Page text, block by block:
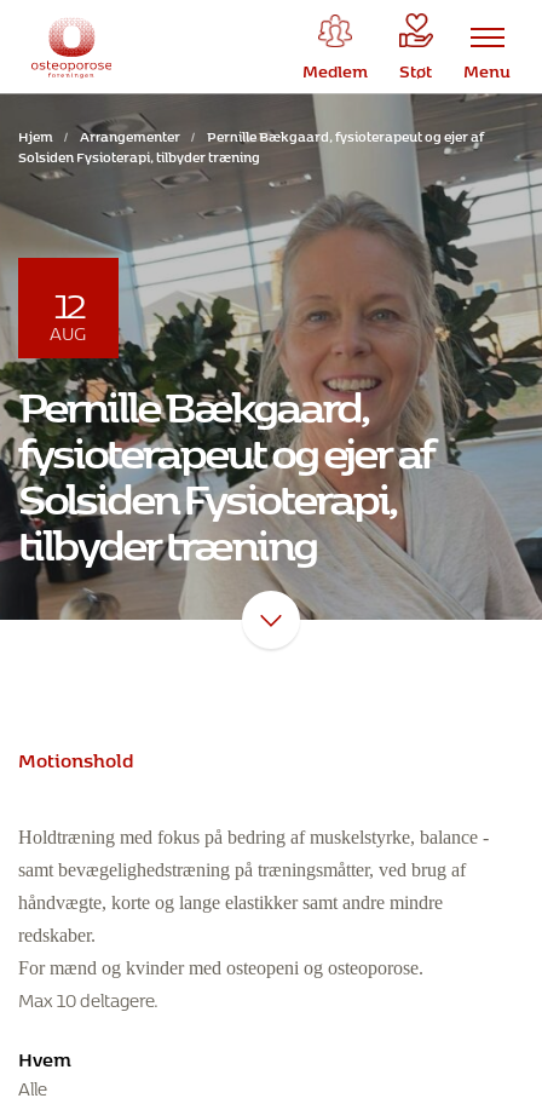
Medlem Støt Menu
Hjem / Arrangementer / Pernille Bækgaard, fysioterapeut og ejer af
Solsiden Fysioterapi, tilbyder træning
12
AUG
Pernille Bækgaard,
fysioterapeut og ejer af
Solsiden Fysioterapi,
tilbyder træning
Motionshold
Holdtræning med fokus på bedring af muskelstyrke, balance -
samt bevægelighedstræning på træningsmåtter, ved brug af
håndvægte, korte og lange elastikker samt andre mindre
redskaber.
For mænd og kvinder med osteopeni og osteoporose.
Max 10 deltagere.
Hvem
Alle